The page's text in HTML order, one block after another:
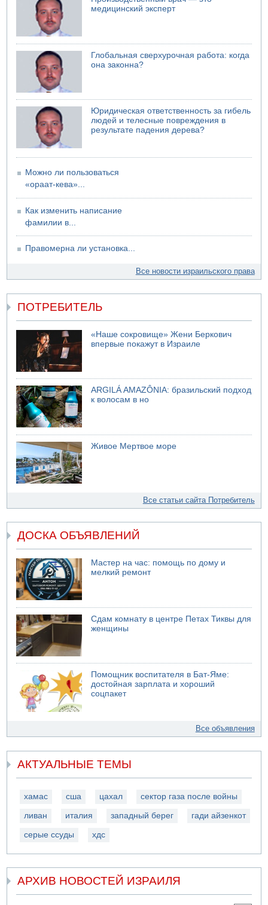
В Бат-Яме утонул мужчина
07.08.2026 08:29
Стрельба в школе Таиланда
Недалеко от Бейт-Шемеша погиб велосипедист
07.08.2026 06:24
Саудовская Аравия сообщает о нападении хуситов
медицинский эксперт
Глобальная сверхурочная работа: когда
она законна?
Юридическая ответственность за гибель
людей и телесные повреждения в
результате падения дерева?
Можно ли пользоваться
«ораат-кева»...
Как изменить написание
фамилии в...
Правомерна ли установка...
Все новости израильского права
ПОТРЕБИТЕЛЬ
«Наше сокровище» Жени Беркович
впервые покажут в Израиле
ARGILÁ AMAZÔNIA: бразильский подход
к волосам в но
Живое Мертвое море
Все статьи сайта Потребитель
ДОСКА ОБЪЯВЛЕНИЙ
Мастер на час: помощь по дому и
мелкий ремонт
Сдам комнату в центре Петах Тиквы для
женщины
Помощник воспитателя в Бат-Яме:
достойная зарплата и хороший
соцпакет
Все объявления
АКТУАЛЬНЫЕ ТЕМЫ
хамас сша цахал сектор газа после войны
ливан италия западный берег гади айзенкот
серые ссуды хдс
АРХИВ НОВОСТЕЙ ИЗРАИЛЯ